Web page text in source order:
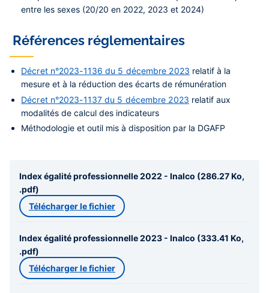
entre les sexes (20/20 en 2022, 2023 et 2024)
Références réglementaires
Décret n°2023-1136 du 5 décembre 2023 relatif à la
mesure et à la réduction des écarts de rémunération
Décret n°2023-1137 du 5 décembre 2023 relatif aux
modalités de calcul des indicateurs
Méthodologie et outil mis à disposition par la DGAFP
Index égalité professionnelle 2022 - Inalco (286.27 Ko,
.pdf)
Télécharger le fichier
Index égalité professionnelle 2023 - Inalco (333.41 Ko,
.pdf)
Télécharger le fichier